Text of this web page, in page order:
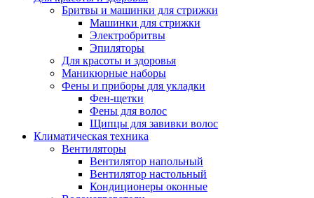
Бритвы и машинки для стрижки
Машинки для стрижки
Электробритвы
Эпиляторы
Для красоты и здоровья
Маникюрные наборы
Фены и приборы для укладки
Фен-щетки
Фены для волос
Щипцы для завивки волос
Климатическая техника
Вентиляторы
Вентилятор напольный
Вентилятор настольный
Кондиционеры оконные